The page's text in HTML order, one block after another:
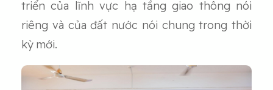
triển của lĩnh vực hạ tầng giao thông nói
riêng và của đất nước nói chung trong thời
kỳ mới.